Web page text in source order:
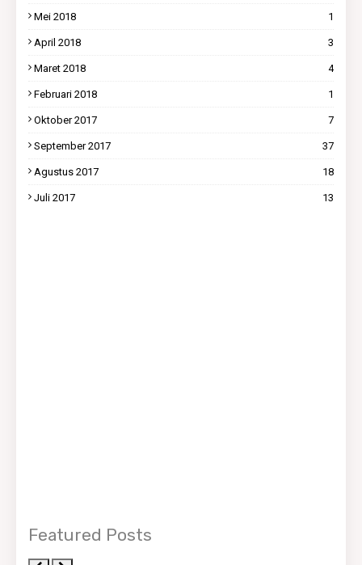
Mei 2018 1
April 2018 3
Maret 2018 4
Februari 2018 1
Oktober 2017 7
September 2017 37
Agustus 2017 18
Juli 2017 13
Featured Posts